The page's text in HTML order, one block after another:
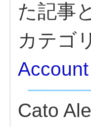
た記事
カテゴ
Account
Cato